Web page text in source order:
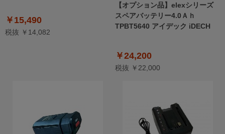
￥15,490
税抜 ￥14,082
【オプション品】elexシリーズ
スペアバッテリー4.0Ａｈ
TPBT5640 アイデック iDECH
￥24,200
税抜 ￥22,000